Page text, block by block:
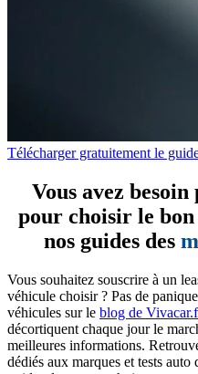
Télécharger gratuitement le
Vous avez
pour choisir le
nos guides des
Vous souhaitez souscrire à un
véhicule choisir ? Pas de
véhicules sur le blog de
décortiquent chaque jour le
meilleures informations.
dédiés aux marques et tests